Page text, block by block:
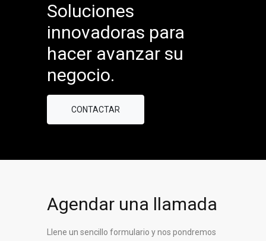
Soluciones
innovadoras para
hacer avanzar su
negocio.
CONTACTAR
Agendar una llamada
Llene un sencillo formulario y nos pondremos